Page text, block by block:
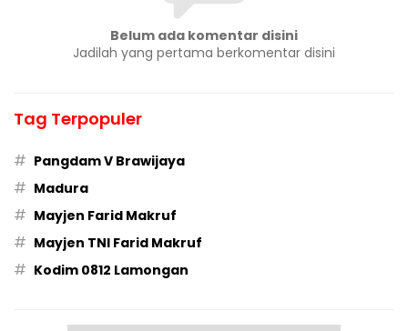
Belum ada komentar disini
Jadilah yang pertama berkomentar disini
Tag Terpopuler
# Pangdam V Brawijaya
# Madura
# Mayjen Farid Makruf
# Mayjen TNI Farid Makruf
# Kodim 0812 Lamongan